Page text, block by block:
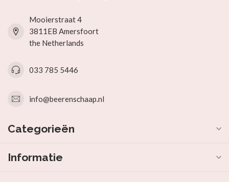
Mooierstraat 4
3811EB Amersfoort
the Netherlands
033 785 5446
info@beerenschaap.nl
Categorieën
Informatie